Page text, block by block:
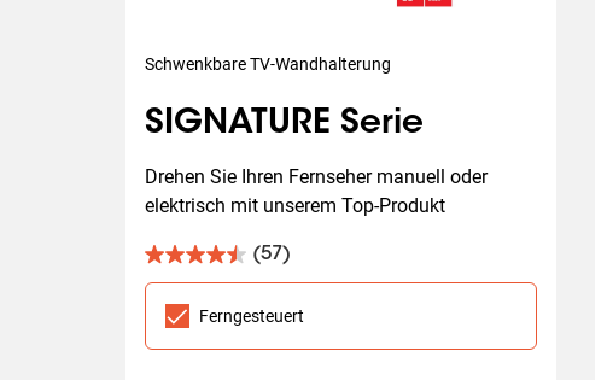
Schwenkbare TV-Wandhalterung
SIGNATURE Serie
Drehen Sie Ihren Fernseher manuell oder
elektrisch mit unserem Top-Produkt
(57)
4.5
von
Sternen.
57
Ferngesteuert